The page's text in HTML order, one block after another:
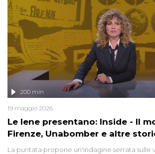
Le Iene presentano: Inside - Il
Firenze, Unabomber e altre
200 min
19 maggio 2026
La puntata propone un'indagine serrata sulle